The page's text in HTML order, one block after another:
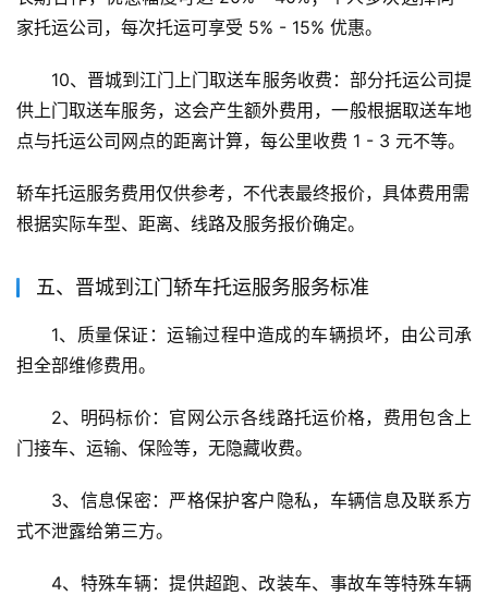
家托运公司，每次托运可享受 5% - 15% 优惠。
10、晋城到江门上门取送车服务收费：部分托运公司提
供上门取送车服务，这会产生额外费用，一般根据取送车地
点与托运公司网点的距离计算，每公里收费 1 - 3 元不等。
轿车托运服务费用仅供参考，不代表最终报价，具体费用需
根据实际车型、距离、线路及服务报价确定。
五、晋城到江门轿车托运服务服务标准
1、质量保证：运输过程中造成的车辆损坏，由公司承
担全部维修费用。
2、明码标价：官网公示各线路托运价格，费用包含上
门接车、运输、保险等，无隐藏收费。
3、信息保密：严格保护客户隐私，车辆信息及联系方
式不泄露给第三方。
4、特殊车辆：提供超跑、改装车、事故车等特殊车辆